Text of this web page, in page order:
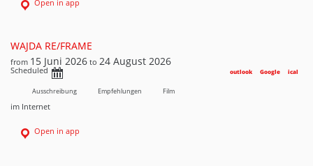
Open in app
WAJDA RE/FRAME
from 15 Juni 2026 to 24 August 2026
Scheduled ical
Google
outlook
Ausschreibung Empfehlungen Film
im Internet
Open in app